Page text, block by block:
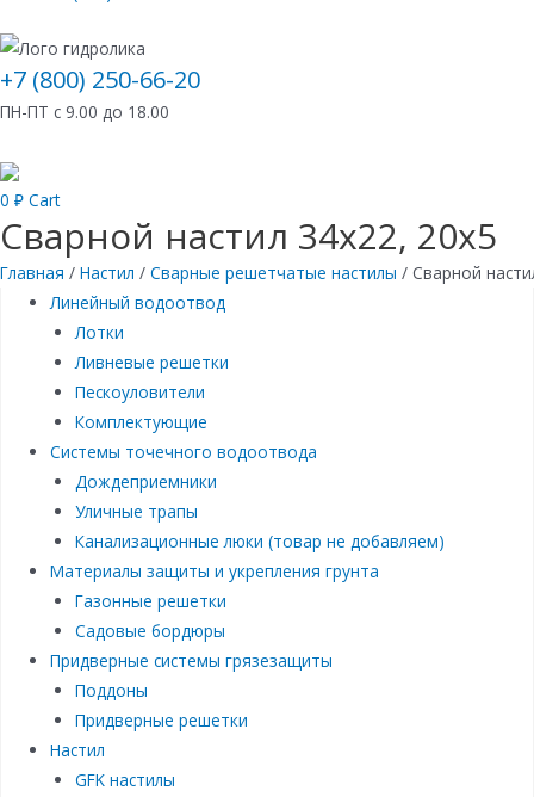
+7 (800) 250-66-20
ПН-ПТ с 9.00 до 18.00
0 ₽ Cart
Сварной настил 34х22, 20х5
Главная / Настил / Сварные решетчатые настилы / Сварной
Линейный водоотвод
Лотки
Ливневые решетки
Пескоуловители
Комплектующие
Системы точечного водоотвода
Дождеприемники
Уличные трапы
Канализационные люки (товар не добавляем)
Материалы защиты и укрепления грунта
Газонные решетки
Садовые бордюры
Придверные системы грязезащиты
Поддоны
Придверные решетки
Настил
GFK настилы